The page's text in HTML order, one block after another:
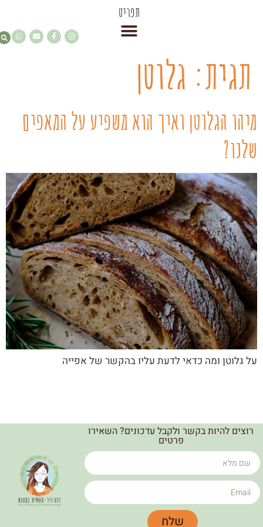
תפריט
תגית: גלוטן
מיהו הגלוטן ואיך הוא משפיע על המאפים
שלנו?
על גלוטן ומה כדאי לדעת עליו בהקשר של אפייה
רוצים להיות בקשר ולקבל עדכונים? השאירו
פרטים
שלח